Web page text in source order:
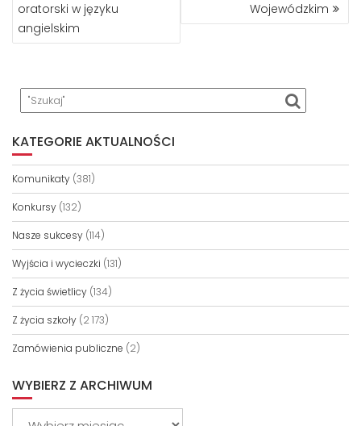
oratorski w języku
angielskim
Wojewódzkim
KATEGORIE AKTUALNOŚCI
Komunikaty (381)
Konkursy (132)
Nasze sukcesy (114)
Wyjścia i wycieczki (131)
Z życia świetlicy (134)
Z życia szkoły (2 173)
Zamówienia publiczne (2)
WYBIERZ Z ARCHIWUM